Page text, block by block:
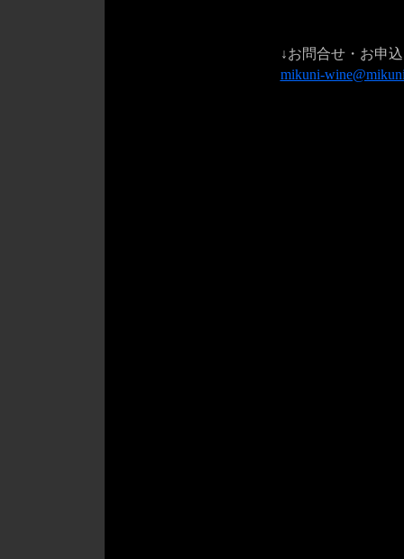
↓お問合せ・お申
mikuni-